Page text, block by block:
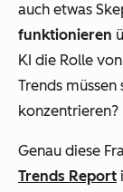
auch etwas
funktionieren
KI die Rolle
Trends
konzentrieren?
Genau diese
Trends Report